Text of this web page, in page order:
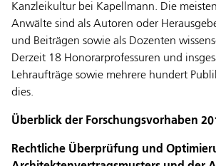
Kanzleikultur bei Kapellmann. Die
Anwälte sind als Autoren oder
und Beiträgen sowie als Dozenten
Derzeit 18 Honorarprofessuren und
Lehraufträge sowie mehrere hundert
dies.
Überblick der Forschungsvorhaben
Rechtliche Überprüfung und